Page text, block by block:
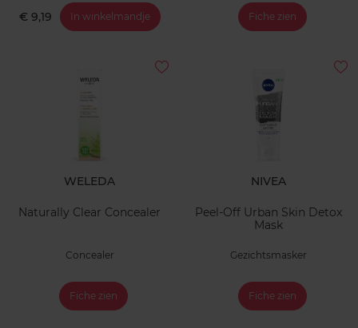
€ 9,19 In winkelmandje Fiche zien
WELEDA
Naturally Clear Concealer
Concealer
Fiche zien
NIVEA
Peel-Off Urban Skin Detox
Mask
Gezichtsmasker
Fiche zien